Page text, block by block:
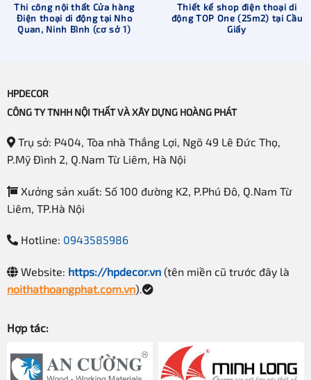
Thi công nội thất Cửa hàng
Điện thoại di động tại Nho
Quan, Ninh Bình (cơ sở 1)
Thiết kế shop điện thoại di
động TOP One (25m2) tại Cầu
Giấy
HPDECOR
CÔNG TY TNHH NỘI THẤT VÀ XÂY DỰNG HOÀNG PHÁT
Trụ sở: P404, Tòa nhà Thắng Lợi, Ngõ 49 Lê Đức Thọ,
P.Mỹ Đình 2, Q.Nam Từ Liêm, Hà Nội
Xưởng sản xuất: Số 100 đường K2, P.Phú Đô, Q.Nam Từ
Liêm, TP.Hà Nội
Hotline: 0943585986
Website: https://hpdecor.vn(tên miền cũ trước đây là
noithathoangphat.com.vn).
Hợp tác: